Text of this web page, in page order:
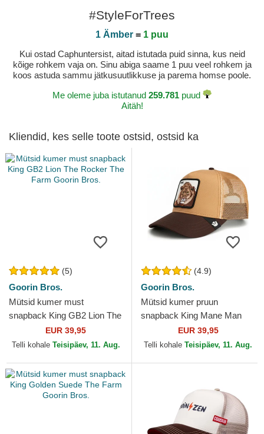
#StyleForTrees
1 Ämber = 1 puu
Kui ostad Caphuntersist, aitad istutada puid sinna, kus neid
kõige rohkem vaja on. Sinu abiga saame 1 puu veel rohkem ja
koos astuda sammu jätkusuutlikkuse ja parema homse poole.
Me oleme juba istutanud 259.781 puud
Aitäh!
Kliendid, kes selle toote ostsid, ostsid ka
(5)
Goorin Bros.
Mütsid kumer must
snapback King GB2 Lion The
Rocker The Farm Goorin
Bros.
EUR 39,95
Telli kohale Teisipäev, 11. Aug.
(4.9)
Goorin Bros.
Mütsid kumer pruun
snapback King Mane Man
The Farm Goorin Bros.
EUR 39,95
Telli kohale Teisipäev, 11. Aug.